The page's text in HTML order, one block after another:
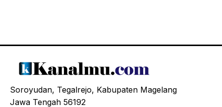
Soroyudan, Tegalrejo, Kabupaten Magelang
Jawa Tengah 56192